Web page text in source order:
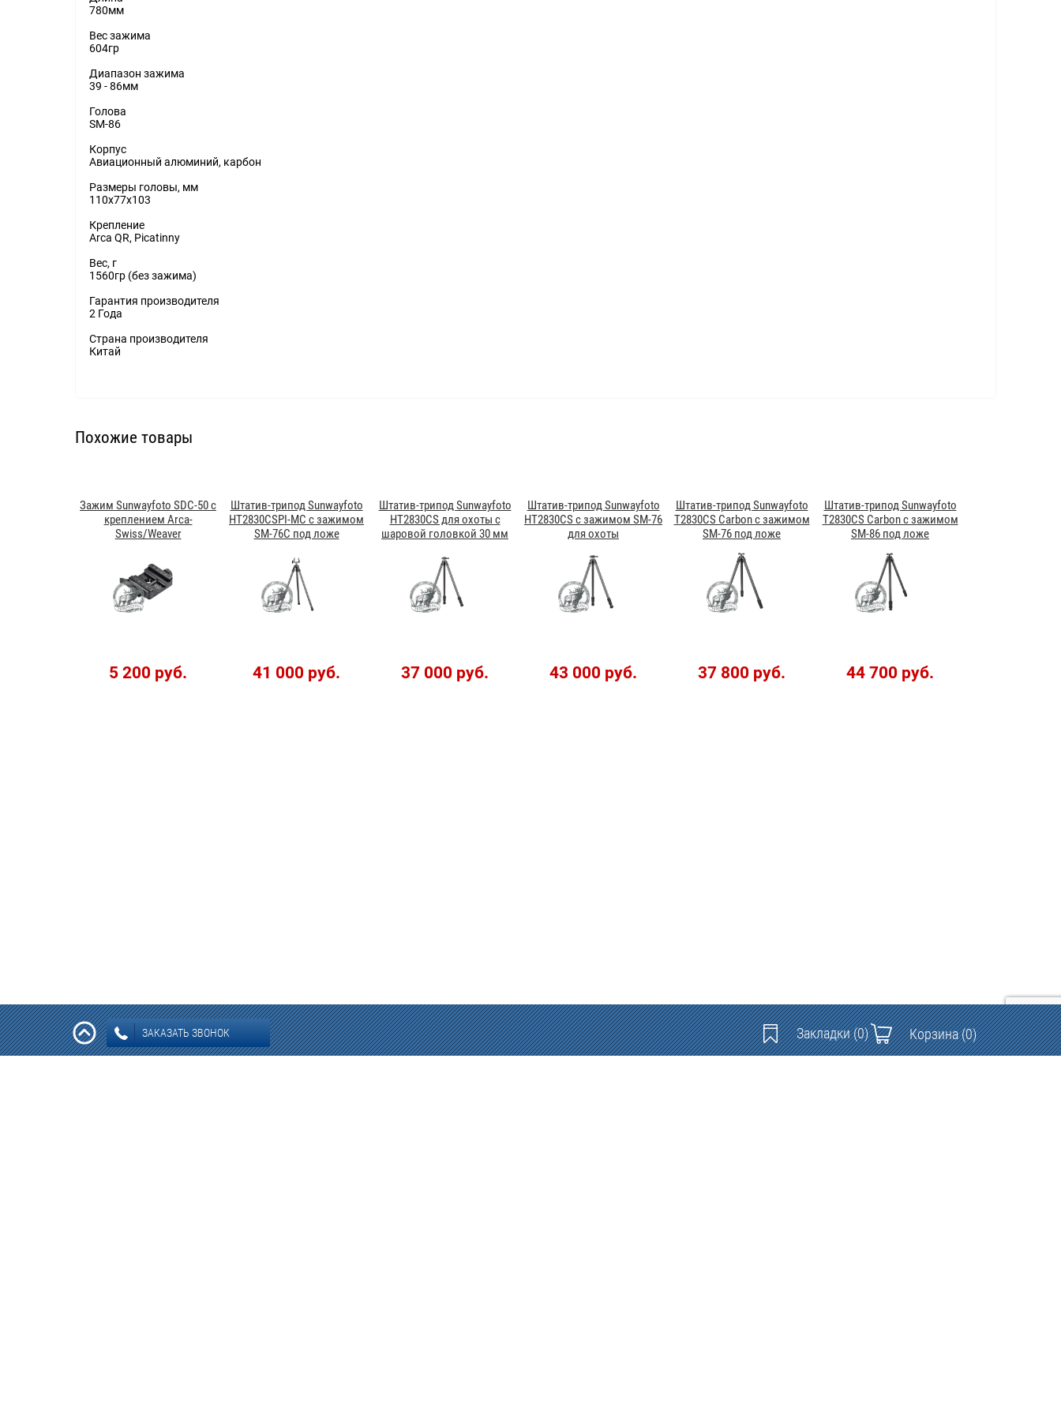
780мм
Вес зажима
604гр
Диапазон зажима
39 - 86мм
Голова
SM-86
Корпус
Авиационный алюминий, карбон
Размеры головы, мм
110x77x103
Крепление
Arca QR, Picatinny
Вес, г
1560гр (без зажима)
Гарантия производителя
2 Года
Страна производителя
Китай
Похожие товары
Зажим Sunwayfoto SDC-50 с
креплением Arca-
Swiss/Weaver
5 200 руб.
Штатив-трипод Sunwayfoto
HT2830CSPI-MC с зажимом
SM-76C под ложе
41 000 руб.
Штатив-трипод Sunwayfoto
HT2830CS для охоты с
шаровой головкой 30 мм
37 000 руб.
Штатив-трипод Sunwayfoto
HT2830CS с зажимом SM-76
для охоты
43 000 руб.
Штатив-трипод Sunwayfoto
T2830CS Carbon с зажимом
SM-76 под ложе
37 800 руб.
Штатив-трипод Sunwayfoto
T2830CS Carbon с зажимом
SM-86 под ложе
44 700 руб.
ЗАКАЗАТЬ ЗВОНОК Закладки(0) Корзина(0)